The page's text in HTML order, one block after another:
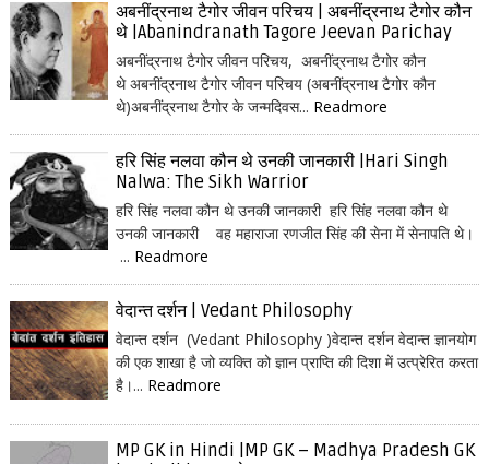
अबनींद्रनाथ टैगोर जीवन परिचय | अबनींद्रनाथ टैगोर कौन
थे |Abanindranath Tagore Jeevan Parichay
अबनींद्रनाथ टैगोर जीवन परिचय, अबनींद्रनाथ टैगोर कौन
थे अबनींद्रनाथ टैगोर जीवन परिचय (अबनींद्रनाथ टैगोर कौन
थे)अबनींद्रनाथ टैगोर के जन्मदिवस... Readmore
हरि सिंह नलवा कौन थे उनकी जानकारी |Hari Singh
Nalwa: The Sikh Warrior
हरि सिंह नलवा कौन थे उनकी जानकारी हरि सिंह नलवा कौन थे
उनकी जानकारी वह महाराजा रणजीत सिंह की सेना में सेनापति थे।
... Readmore
वेदान्त दर्शन | Vedant Philosophy
वेदान्त दर्शन (Vedant Philosophy )वेदान्त दर्शन वेदान्त ज्ञानयोग
की एक शाखा है जो व्यक्ति को ज्ञान प्राप्ति की दिशा में उत्प्रेरित करता
है।... Readmore
MP GK in Hindi |MP GK – Madhya Pradesh GK